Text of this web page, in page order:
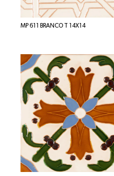
MP 611 BRANCO T 14X14